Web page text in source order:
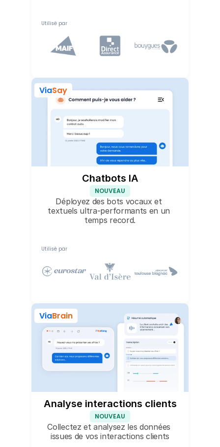
Utilisé par
ViaSay
Chatbots IA
NOUVEAU
Déployez des bots vocaux et
textuels ultra-performants en un
temps record.
Utilisé par
ViaBrain
Analyse interactions clients
NOUVEAU
Collectez et analysez les données
issues de vos interactions clients